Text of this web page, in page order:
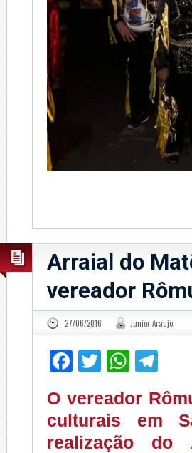
Arraial do
vereador
27/06/2016 Junior Araujo
Facebook
Twitter
O vereador
culturais em
realização do